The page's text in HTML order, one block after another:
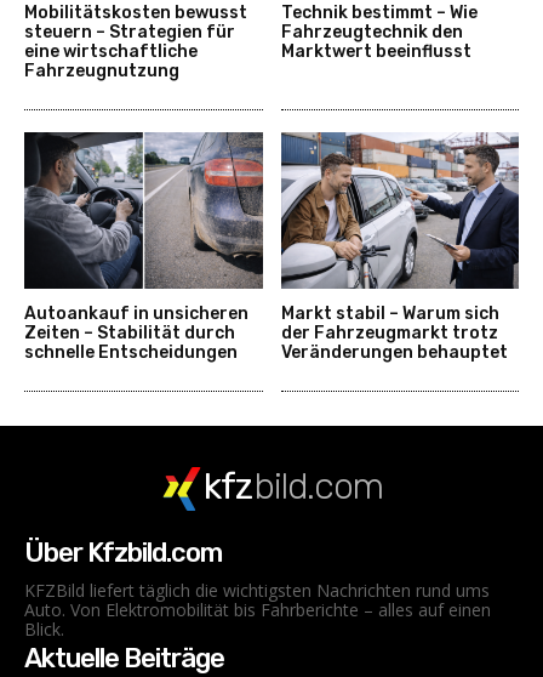
Mobilitätskosten bewusst
steuern – Strategien für
eine wirtschaftliche
Fahrzeugnutzung
Technik bestimmt – Wie
Fahrzeugtechnik den
Marktwert beeinflusst
Autoankauf in unsicheren
Zeiten – Stabilität durch
schnelle Entscheidungen
Markt stabil – Warum sich
der Fahrzeugmarkt trotz
Veränderungen behauptet
kfzbild.com
Über Kfzbild.com
KFZBild liefert täglich die wichtigsten Nachrichten rund ums
Auto. Von Elektromobilität bis Fahrberichte – alles auf einen
Blick.
Aktuelle Beiträge